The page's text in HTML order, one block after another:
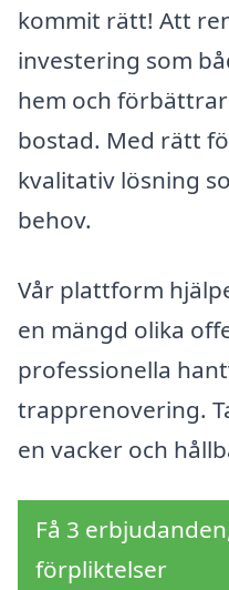
kommit rätt! Att
investering som
hem och
bostad. Med rätt
kvalitativ lösning
behov.
Vår plattform
en mängd olika
professionella
trapprenovering.
en vacker och
Få 3
förpliktelser